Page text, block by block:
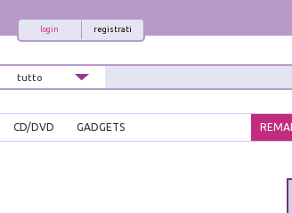
registrati
login
CD/DVD GADGETS